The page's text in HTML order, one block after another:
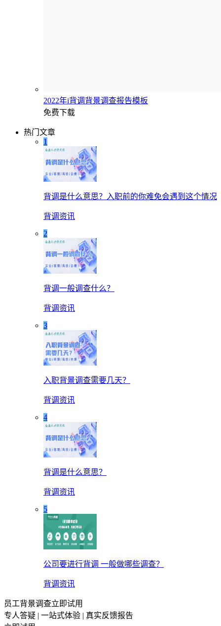
2022年i背调背景调查报告模板
免费下载
热门文章
1
背调是什么意思？入职前的你难免会遇到这个情况
背调资讯
2
背调一般调查什么？
背调资讯
3
入职背景调查需要几天？
背调资讯
4
背调是什么意思？
背调资讯
5
公司要进行背调 一般做哪些调查？
背调资讯
员工背景调查立即试用
专人答疑 | 一站式体验 | 真实反馈报告